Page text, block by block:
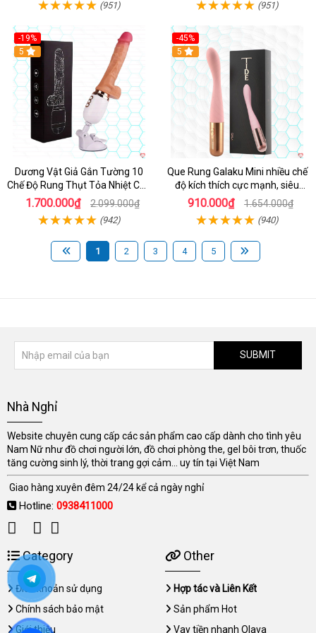
(951) (951)
-19%
Hot
5
Dương Vật Giả Gắn Tường 10
Chế Độ Rung Thụt Tỏa Nhiệt Cao
Cấp
1.700.000₫ 2.099.000₫
(942)
-45%
Hot
5
Que Rung Galaku Mini nhiều chế
độ kích thích cực mạnh, siêu
sướng
910.000₫ 1.654.000₫
(940)
1 2 3 4 5
SUBMIT
Nhà Nghỉ
Website chuyên cung cấp các sản phẩm cao cấp dành cho tình yêu
Nam Nữ như đồ chơi người lớn, đồ chơi phòng the, gel bôi trơn, thuốc
tăng cường sinh lý, thời trang gợi cảm... uy tín tại Việt Nam
Giao hàng xuyên đêm 24/24 kể cả ngày nghỉ
Hotline: 0938411000
Category
Điều khoản sử dụng
Chính sách bảo mật
Giới thiệu
Other
Hợp tác và Liên Kết
Sản phẩm Hot
Vay tiền nhanh Olava